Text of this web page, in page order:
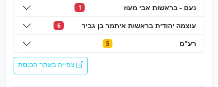
נעם - בראשות אבי מעוז 1
עוצמה יהודית בראשות איתמר בן גביר 6
רע"ם 5
צפייה באתר הכנסת